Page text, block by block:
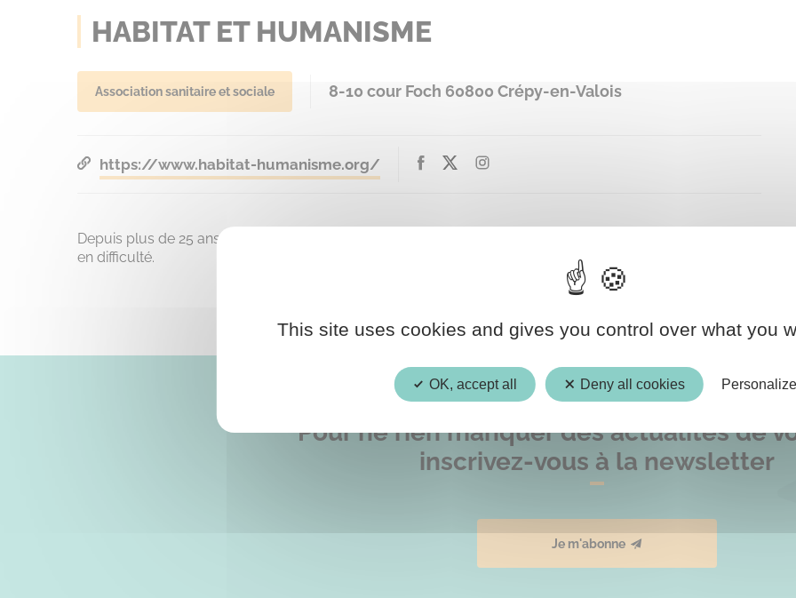
HABITAT ET HUMANISME
Association sanitaire et sociale 8-10 cour Foch 60800 Crépy-en-Valois
https://www.habitat-humanisme.org/
Depuis plus de 25 ans, Habitat et Humanisme agit en faveur du logement et de l’insertion des personnes
en difficulté.
Pour ne rien manquer des actualités de
inscrivez-vous à la newsletter
Je m'abonne
This site uses cookies and gives you control over what you
OK, accept all Deny all cookies